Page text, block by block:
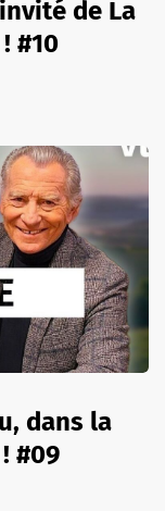
de La
#10
dans la
#09